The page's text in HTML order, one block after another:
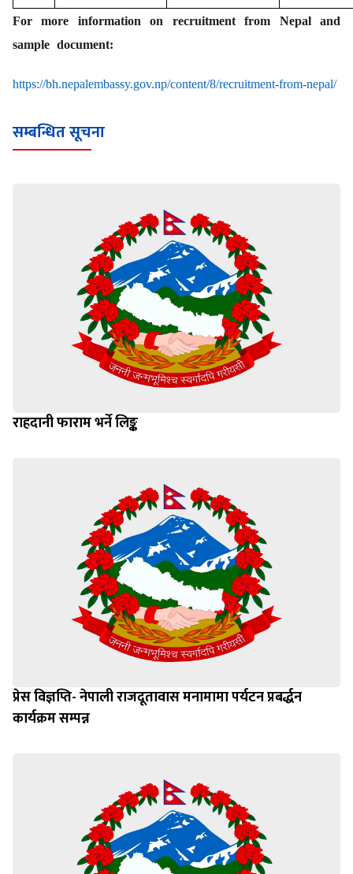
For more information on recruitment from Nepal and
sample document:
https://bh.nepalembassy.gov.np/content/8/recruitment-from-nepal/
सम्बन्धित सूचना
राहदानी फाराम भर्ने लिङ्क
प्रेस विज्ञप्ति- नेपाली राजदूतावास मनामामा पर्यटन प्रबर्द्धन
कार्यक्रम सम्पन्न